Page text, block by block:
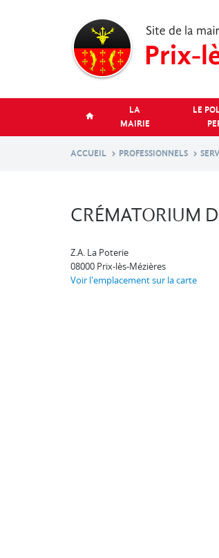
LA
MAIRIE
LE
ACCUEIL PROFESSIONNELS
CRÉMATORIUM
Z.A. La Poterie
08000 Prix-lès-Mézières
Voir l'emplacement sur la carte